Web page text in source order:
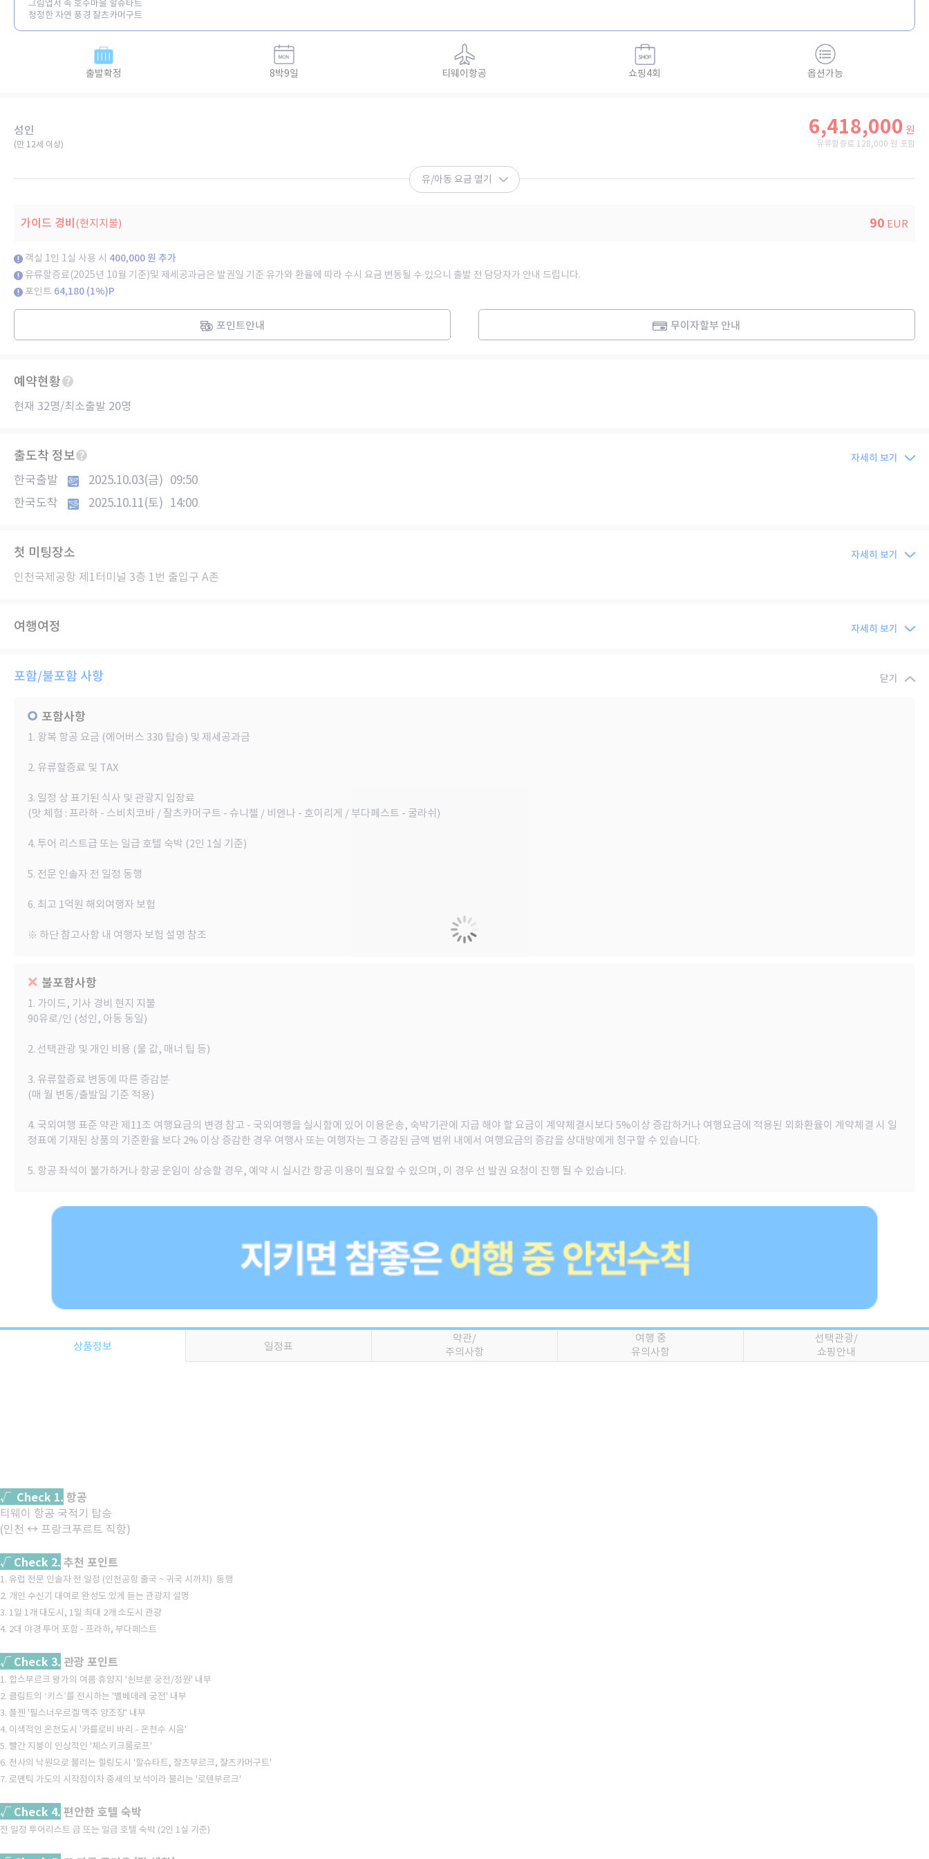
그림엽서 속 호수마을 할슈타트
청정한 자연 풍경 잘츠카머구트
출발확정 8박9일 티웨이항공 쇼핑4회 옵션가능
성인
(만 12세 이상)​
6,418,000 원
유류할증료 128,000 원 포함
유/아동 요금 열기
가이드 경비 (현지지불) 90 EUR
객실 1인 1실 사용 시 400,000 원 추가
유류할증료(2025년 10월 기준)및 제세공과금은 발권일 기준 유가와 환율에 따라 수시 요금 변동될 수 있으니 출발 전 담당자가 안내 드립니다.
포인트 64,180 (1%)P
포인트안내 무이자할부 안내
예약현황
현재 32명/최소출발 20명
출도착 정보 자세히 보기
한국출발 2025.10.03(금) 09:50
한국도착
2025.10.11(토) 14:00
첫 미팅장소 자세히 보기
인천국제공항 제1터미널 3층 1번 출입구 A존
여행여정 자세히 보기
포함/불포함 사항 닫기
포함사항
1. 왕복 항공 요금 (에어버스 330 탑승) 및 제세공과금
2. 유류할증료 및 TAX
3. 일정 상 표기된 식사 및 관광지 입장료
(맛 체험 : 프라하 - 스비치코바 / 잘츠카머구트 - 슈니첼 / 비엔나 - 호이리게 / 부다페스트 - 굴라쉬)
4. 투어 리스트급 또는 일급 호텔 숙박 (2인 1실 기준)
5. 전문 인솔자 전 일정 동행
6. 최고 1억원 해외여행자 보험
※ 하단 참고사항 내 여행자 보험 설명 참조
불포함사항
1. 가이드, 기사 경비 현지 지불
90유로/인 (성인, 아동 동일)
2. 선택관광 및 개인 비용 (물 값, 매너 팁 등)
3. 유류할증료 변동에 따른 증감분
(매 월 변동/출발일 기준 적용)
4. 국외여행 표준 약관 제11조 여행요금의 변경 참고 - 국외여행을 실시함에 있어 이용운송, 숙박기관에 지급 해야 할 요금이 계약체결시보다 5%이상 증감하거나 여행요금에 적용된 외화환율이 계약체결 시 일
정표에 기재된 상품의 기준환율 보다 2% 이상 증감한 경우 여행사 또는 여행자는 그 증감된 금액 범위 내에서 여행요금의 증감을 상대방에게 청구할 수 있습니다.
5. 항공 좌석이 불가하거나 항공 운임이 상승할 경우, 예약 시 실시간 항공 이용이 필요할 수 있으며, 이 경우 선 발권 요청이 진행 될 수 있습니다.
상품정보 일정표
약관/
주의사항
여행 중
유의사항
선택관광/
쇼핑안내
√ Check 1. 항공
티웨이 항공 국적기 탑승
(인천 ↔ 프랑크푸르트 직항)
√ Check 2. 추천 포인트
1. 유럽 전문 인솔자 전 일정 (인천공항 출국 ~ 귀국 시까지) 동행
2. 개인 수신기 대여로 완성도 있게 듣는 관광지 설명
3. 1일 1개 대도시, 1일 최대 2개 소도시 관광
4. 2대 야경 투어 포함 - 프라하, 부다페스트
√ Check 3. 관광 포인트
1. 합스부르크 왕가의 여름 휴양지 '쇤브룬 궁전/정원' 내부
2. 클림트의 ‘키스’를 전시하는 '벨베데레 궁전' 내부
3. 플젠 '필스너우르겔 맥주 양조장' 내부
4. 이색적인 온천도시 '카를로비 바리 - 온천수 시음'
5. 빨간 지붕이 인상적인 '체스키크룸로프'
6. 천사의 낙원으로 불리는 힐링도시 '할슈타트, 잘츠부르크, 잘츠카머구트'
7. 로맨틱 가도의 시작점이자 중세의 보석이라 불리는 '로텐부르크'
√ Check 4. 편안한 호텔 숙박
전 일정 투어리스트 급 또는 일급 호텔 숙박 (2인 1실 기준)